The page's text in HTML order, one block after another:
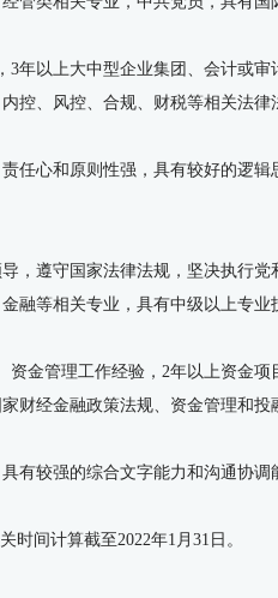
年以上大中型企业集团、会计或审
控、风控、合规、财税等相关法
任心和原则性强，具有较好的逻
，遵守国家法律法规，坚决执行党
融等相关专业，具有中级以上专业
金管理工作经验，2年以上资金
财经金融政策法规、资金管理和
有较强的综合文字能力和沟通协
时间计算截至2022年1月31日。